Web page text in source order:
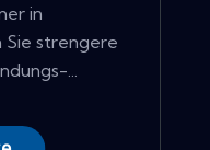
in
Sie strengere
...